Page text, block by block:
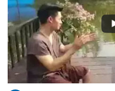
30-03-2559
บุพเพสัน